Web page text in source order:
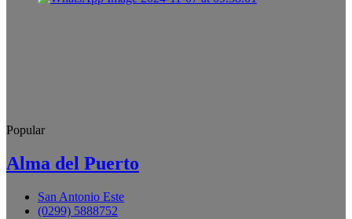
Popular
Alma del Puerto
San Antonio Este
(0299) 5888752